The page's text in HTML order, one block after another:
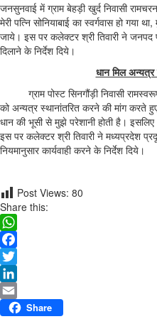
जनसुनवाई में ग्राम बेहड़ी खुर्द निवासी
मेरी पत्नि सोनियाबाई का स्‍वर्गवास हो
जाये। इस पर कलेक्टर श्री तिवारी ने जनपद
दिलाने के निर्देश दिये।
धान मिल अन्‍यत्र
ग्राम पोस्ट सिनगौंड़ी निवासी
को अन्यत्र स्थानांतरित करने की मांग करते
धान की भूसी से मुझे परेशानी होती है।
इस पर कलेक्टर श्री तिवारी ने मध्यप्रदेश
नियमानुसार कार्यवाही करने के निर्देश दिये।
Post Views: 80
Share this:
WhatsApp
Facebook
Twitter
LinkedIn
Email Share